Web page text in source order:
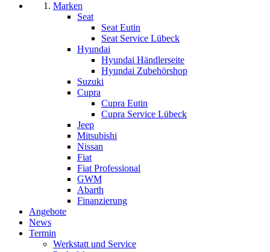
Marken
Seat
Seat Eutin
Seat Service Lübeck
Hyundai
Hyundai Händlerseite
Hyundai Zubehörshop
Suzuki
Cupra
Cupra Eutin
Cupra Service Lübeck
Jeep
Mitsubishi
Nissan
Fiat
Fiat Professional
GWM
Abarth
Finanzierung
Angebote
News
Termin
Werkstatt und Service